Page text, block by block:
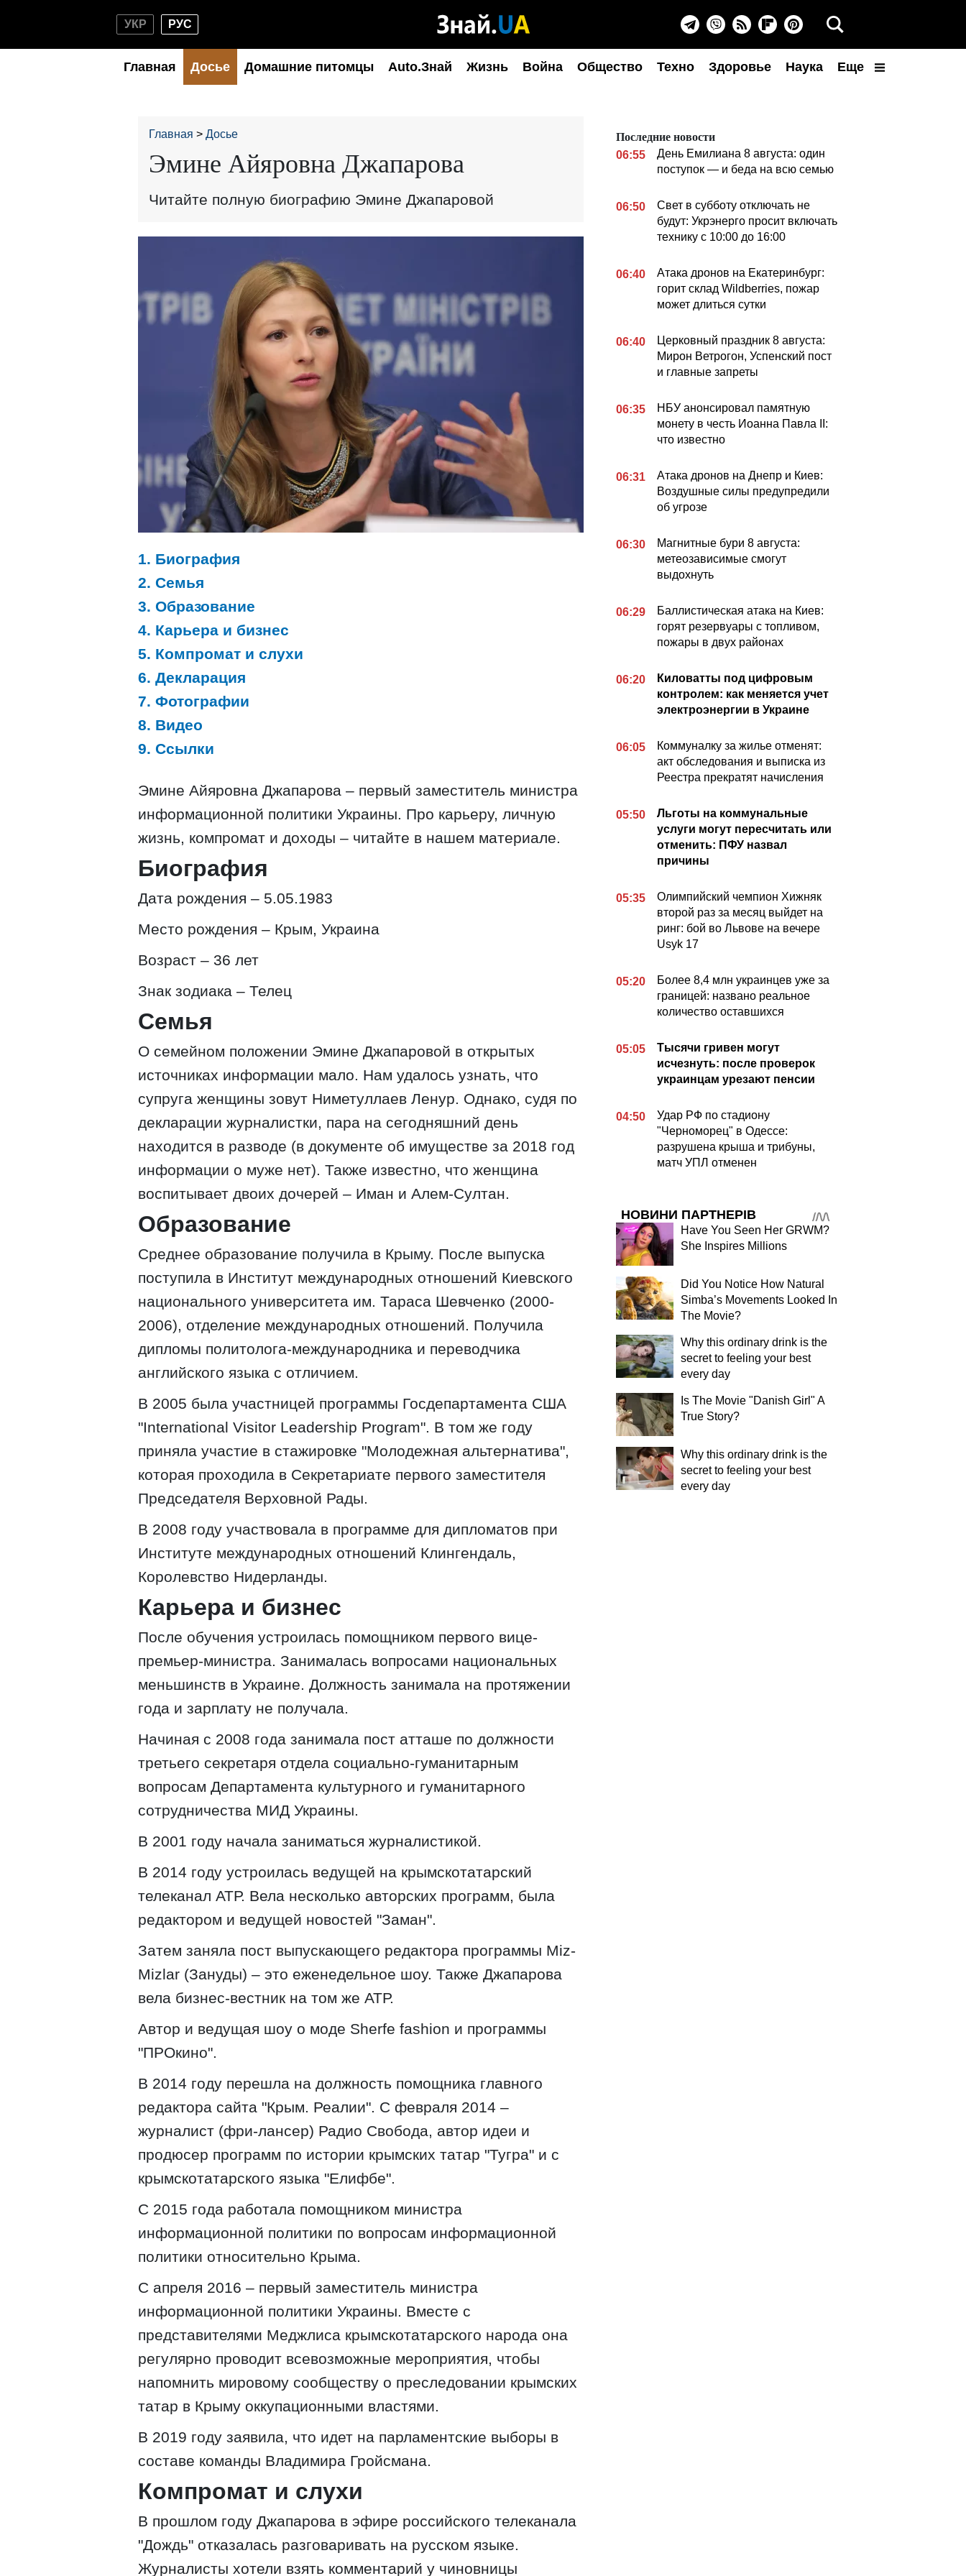
УКР РУС
Главная Досье Домашние питомцы Auto.Знай Жизнь Война Общество Техно Здоровье Наука Еще
Главная Досье
Эмине Айяровна Джапарова
Читайте полную биографию Эмине Джапаровой
1. Биография
2. Семья
3. Образование
4. Карьера и бизнес
5. Компромат и слухи
6. Декларация
7. Фотографии
8. Видео
9. Ссылки
Эмине Айяровна Джапарова – первый заместитель министра
информационной политики Украины. Про карьеру, личную
жизнь, компромат и доходы – читайте в нашем материале.
Биография
Дата рождения – 5.05.1983
Место рождения – Крым, Украина
Возраст – 36 лет
Знак зодиака – Телец
Семья
О семейном положении Эмине Джапаровой в открытых
источниках информации мало. Нам удалось узнать, что
супруга женщины зовут Ниметуллаев Ленур. Однако, судя по
декларации журналистки, пара на сегодняшний день
находится в разводе (в документе об имуществе за 2018 год
информации о муже нет). Также известно, что женщина
воспитывает двоих дочерей – Иман и Алем-Султан.
Образование
Среднее образование получила в Крыму. После выпуска
поступила в Институт международных отношений Киевского
национального университета им. Тараса Шевченко (2000-
2006), отделение международных отношений. Получила
дипломы политолога-международника и переводчика
английского языка с отличием.
В 2005 была участницей программы Госдепартамента США
"International Visitor Leadership Program". В том же году
приняла участие в стажировке "Молодежная альтернатива",
которая проходила в Секретариате первого заместителя
Председателя Верховной Рады.
В 2008 году участвовала в программе для дипломатов при
Институте международных отношений Клингендаль,
Королевство Нидерланды.
Карьера и бизнес
После обучения устроилась помощником первого вице-
премьер-министра. Занималась вопросами национальных
меньшинств в Украине. Должность занимала на протяжении
года и зарплату не получала.
Начиная с 2008 года занимала пост атташе по должности
третьего секретаря отдела социально-гуманитарным
вопросам Департамента культурного и гуманитарного
сотрудничества МИД Украины.
В 2001 году начала заниматься журналистикой.
В 2014 году устроилась ведущей на крымскотатарский
телеканал АТР. Вела несколько авторских программ, была
редактором и ведущей новостей "Заман".
Затем заняла пост выпускающего редактора программы Miz-
Mizlar (Зануды) – это еженедельное шоу. Также Джапарова
вела бизнес-вестник на том же АТР.
Автор и ведущая шоу о моде Sherfe fashion и программы
"ПРОкино".
В 2014 году перешла на должность помощника главного
редактора сайта "Крым. Реалии". С февраля 2014 –
журналист (фри-лансер) Радио Свобода, автор идеи и
продюсер программ по истории крымских татар "Тугра" и с
крымскотатарского языка "Елифбе".
С 2015 года работала помощником министра
информационной политики по вопросам информационной
политики относительно Крыма.
С апреля 2016 – первый заместитель министра
информационной политики Украины. Вместе с
представителями Меджлиса крымскотатарского народа она
регулярно проводит всевозможные мероприятия, чтобы
напомнить мировому сообществу о преследовании крымских
татар в Крыму оккупационными властями.
В 2019 году заявила, что идет на парламентские выборы в
составе команды Владимира Гройсмана.
Компромат и слухи
В прошлом году Джапарова в эфире российского телеканала
"Дождь" отказалась разговаривать на русском языке.
Журналисты хотели взять комментарий у чиновницы
Последние новости
06:55
День Емилиана 8 августа: один
поступок — и беда на всю семью
06:50
Свет в субботу отключать не
будут: Укрэнерго просит включать
технику с 10:00 до 16:00
06:40
Атака дронов на Екатеринбург:
горит склад Wildberries, пожар
может длиться сутки
06:40
Церковный праздник 8 августа:
Мирон Ветрогон, Успенский пост
и главные запреты
06:35
НБУ анонсировал памятную
монету в честь Иоанна Павла II:
что известно
06:31
Атака дронов на Днепр и Киев:
Воздушные силы предупредили
об угрозе
06:30
Магнитные бури 8 августа:
метеозависимые смогут
выдохнуть
06:29
Баллистическая атака на Киев:
горят резервуары с топливом,
пожары в двух районах
06:20
Киловатты под цифровым
контролем: как меняется учет
электроэнергии в Украине
06:05
Коммуналку за жилье отменят:
акт обследования и выписка из
Реестра прекратят начисления
05:50
Льготы на коммунальные
услуги могут пересчитать или
отменить: ПФУ назвал
причины
05:35
Олимпийский чемпион Хижняк
второй раз за месяц выйдет на
ринг: бой во Львове на вечере
Usyk 17
05:20
Более 8,4 млн украинцев уже за
границей: названо реальное
количество оставшихся
05:05
Тысячи гривен могут
исчезнуть: после проверок
украинцам урезают пенсии
04:50
Удар РФ по стадиону
"Черноморец" в Одессе:
разрушена крыша и трибуны,
матч УПЛ отменен
НОВИНИ ПАРТНЕРІВ
Have You Seen Her GRWM?
She Inspires Millions
Did You Notice How Natural
Simba’s Movements Looked In
The Movie?
Why this ordinary drink is the
secret to feeling your best
every day
Is The Movie "Danish Girl" A
True Story?
Why this ordinary drink is the
secret to feeling your best
every day